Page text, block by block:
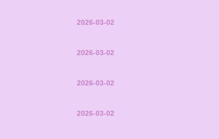
2026-03-02
2026-03-02
2026-03-02
2026-03-02